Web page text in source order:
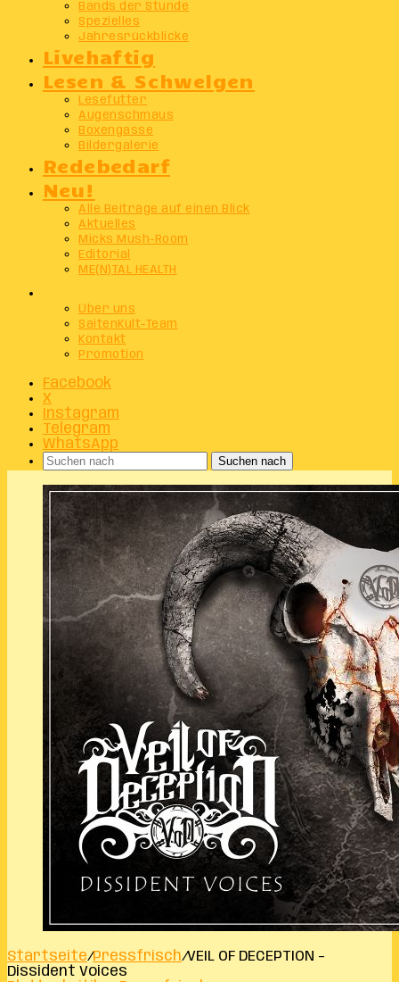
Bands der Stunde
Spezielles
Jahresrückblicke
Livehaftig
Lesen & Schwelgen
Lesefutter
Augenschmaus
Boxengasse
Bildergalerie
Redebedarf
Neu!
Alle Beiträge auf einen Blick
Aktuelles
Micks Mush-Room
Editorial
ME(N)TAL HEALTH
Über uns
SaitenKult-Team
Kontakt
Promotion
Facebook
X
Instagram
Telegram
WhatsApp
Suchen nach
Startseite/Pressfrisch/VEIL OF DECEPTION –
Dissident Voices